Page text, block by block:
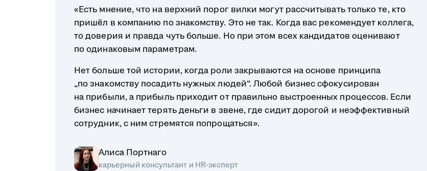
«Есть мнение, что на верхний порог вилки могут рассчитывать только те, кто
пришёл в компанию по знакомству. Это не так. Когда вас рекомендует коллега,
то доверия и правда чуть больше. Но при этом всех кандидатов оценивают
по одинаковым параметрам.
Нет больше той истории, когда роли закрываются на основе принципа
„по знакомству посадить нужных людей“. Любой бизнес сфокусирован
на прибыли, а прибыль приходит от правильно выстроенных процессов. Если
бизнес начинает терять деньги в звене, где сидит дорогой и неэффективный
сотрудник, с ним стремятся попрощаться».
Алиса Портнаго
карьерный консультант и HR-эксперт